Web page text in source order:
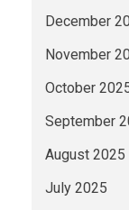
December
November
October
September
August 2025
July 2025